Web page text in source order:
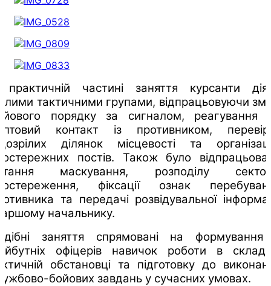
частині заняття курсанти
тактичними групами, відпрацьовуючи
порядку за сигналом, реагування
контакт із противником,
ділянок місцевості та
постів. Також було
маскування, розподілу
фіксації ознак
та передачі розвідувальної
начальнику.
заняття спрямовані на
офіцерів навичок роботи в
обстановці та підготовку до
бойових завдань у сучасних умовах.